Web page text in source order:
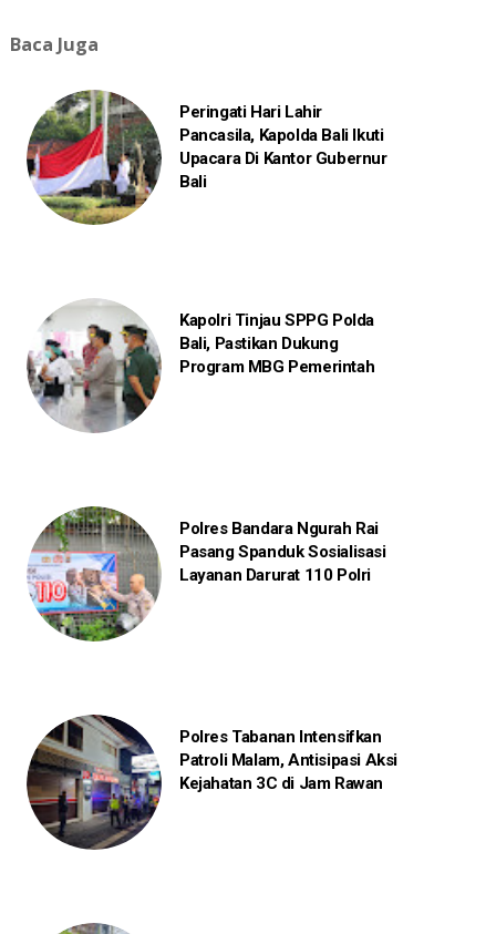
Baca Juga
Peringati Hari Lahir
Pancasila, Kapolda Bali Ikuti
Upacara Di Kantor Gubernur
Bali
Kapolri Tinjau SPPG Polda
Bali, Pastikan Dukung
Program MBG Pemerintah
Polres Bandara Ngurah Rai
Pasang Spanduk Sosialisasi
Layanan Darurat 110 Polri
Polres Tabanan Intensifkan
Patroli Malam, Antisipasi Aksi
Kejahatan 3C di Jam Rawan